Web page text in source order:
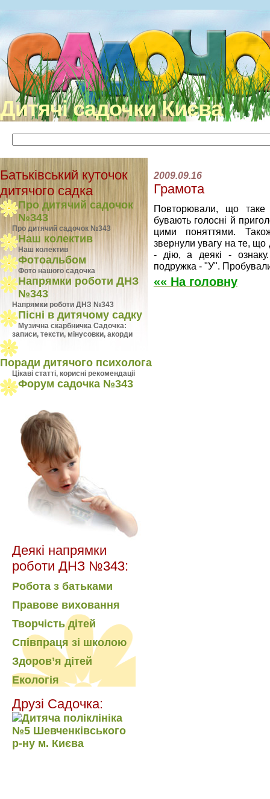
Дитячі садочки Києва
Батьківський куточок
дитячого садка
Про дитячий садочок
№343
Про дитячий садочок №343
Наш колектив
Наш колектив
Фотоальбом
Фото нашого садочка
Напрямки роботи ДНЗ
№343
Напрямки роботи ДНЗ №343
Пісні в дитячому садку
Музична скарбничка Садочка:
записи, тексти, мінусовки, акорди
Поради дитячого психолога
Цiкавi статтi, кориснi рекомендацii
Форум садочка №343
Деякі напрямки
роботи ДНЗ №343:
Робота з батьками
Правове виховання
Творчість дітей
Співпраця зі школою
Здоров’я дітей
Екологія
Друзі Садочка:
2009.09.16
Грамота
Повторювали, що таке
бувають голосні й
цими поняттями.
звернули увагу на те, що
- дію, а деякі -
подружка - "У". Пробували
«« На головну